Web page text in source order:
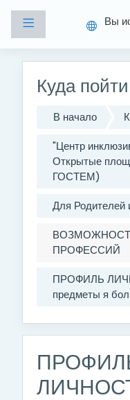
Боковая панельВы
Куда
В начало
"Центр
Открытые
ГОСТЕМ)
Для Родителей
ПРОФЕССИЙ
ПРОФИЛЬ
предметы я